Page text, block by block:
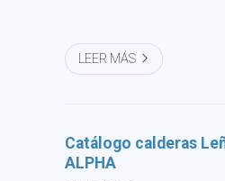
LEER MÁS
Catálogo calderas
ALPHA